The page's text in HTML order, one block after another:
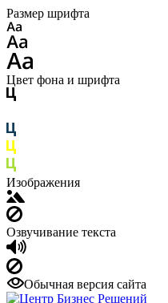
Размер шрифта
Цвет фона и шрифта
Изображения
Озвучивание текста
Обычная версия сайта